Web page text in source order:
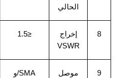
الحالي
8
إخراج
VSWR
≤1.5
9
موصل
SMA/و